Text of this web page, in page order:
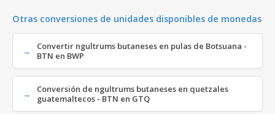
Otras conversiones de unidades disponibles de monedas
Convertir ngultrums butaneses en pulas de Botsuana -
BTN en BWP
Conversión de ngultrums butaneses en quetzales
guatemaltecos - BTN en GTQ